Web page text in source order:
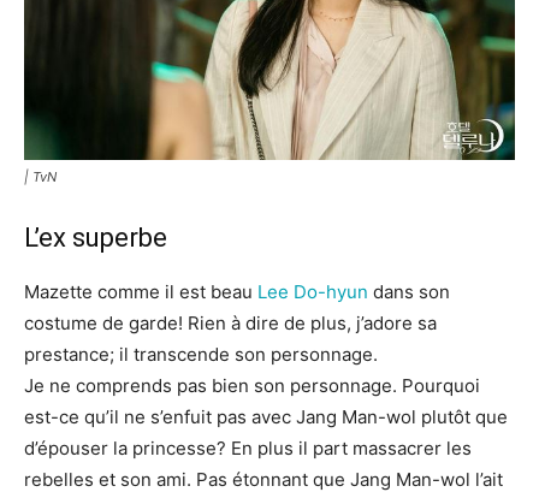
| TvN
L’ex superbe
Mazette comme il est beau Lee Do-hyun dans son
costume de garde! Rien à dire de plus, j’adore sa
prestance; il transcende son personnage.
Je ne comprends pas bien son personnage. Pourquoi
est-ce qu’il ne s’enfuit pas avec Jang Man-wol plutôt que
d’épouser la princesse? En plus il part massacrer les
rebelles et son ami. Pas étonnant que Jang Man-wol l’ait